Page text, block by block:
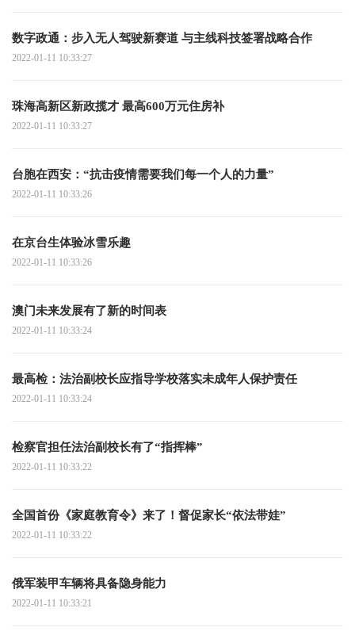
数字政通：步入无人驾驶新赛道 与主线科技签署战略合作
2022-01-11 10:33:27
珠海高新区新政揽才 最高600万元住房补
2022-01-11 10:33:27
台胞在西安：“抗击疫情需要我们每一个人的力量”
2022-01-11 10:33:26
在京台生体验冰雪乐趣
2022-01-11 10:33:26
澳门未来发展有了新的时间表
2022-01-11 10:33:24
最高检：法治副校长应指导学校落实未成年人保护责任
2022-01-11 10:33:24
检察官担任法治副校长有了“指挥棒”
2022-01-11 10:33:22
全国首份《家庭教育令》来了！督促家长“依法带娃”
2022-01-11 10:33:22
俄军装甲车辆将具备隐身能力
2022-01-11 10:33:21